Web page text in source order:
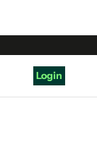
Login